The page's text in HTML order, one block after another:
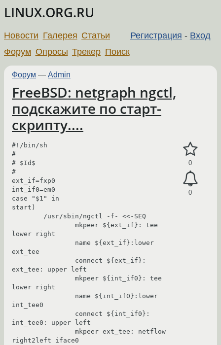
LINUX.ORG.RU
Регистрация - Вход
Новости Галерея Статьи
Форум Опросы Трекер Поиск
Форум — Admin
FreeBSD: netgraph ngctl,
подскажите по старт-
скрипту....
0
0
#!/bin/sh
#
# $Id$
#
ext_if=fxp0
int_if0=em0
case "$1" in
start)
lower right
ext_tee
ext_tee: upper left
lower right
int_tee0
int_tee0: upper left
right2left iface0